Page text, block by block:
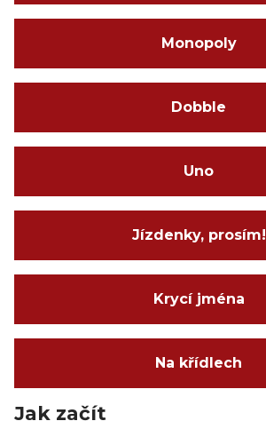
Monopoly
Dobble
Uno
Jízdenky, prosím!
Krycí jména
Na křídlech
Jak začít